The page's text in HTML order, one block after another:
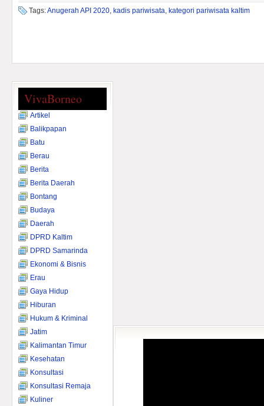
Tags:Anugerah API 2020, kadis pariwisata, kategori pariwisata kaltim
VivaBorneo
Artikel
Balikpapan
Batu
Berau
Berita
Berita Daerah
Bontang
Budaya
Daerah
DPRD Kaltim
DPRD Samarinda
Ekonomi & Bisnis
Erau
Gaya Hidup
Hiburan
Hukum & Kriminal
Jatim
Kalimantan Timur
Kesehatan
Konsultasi
Konsultasi Remaja
Kuliner